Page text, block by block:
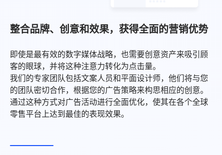
整合品牌、创意和效果，获得全面的营销优势
即使是最有效的数字媒体战略，也需要创意资产来吸引顾
客的眼球，并将这种注意力转化为点击量。
我们的专家团队包括文案人员和平面设计师，他们将与您
的团队密切合作，根据您的广告策略来构思相应的创意。
通过这种方式对广告活动进行全面优化，使其在各个全球
零售平台上达到最佳的表现效果。